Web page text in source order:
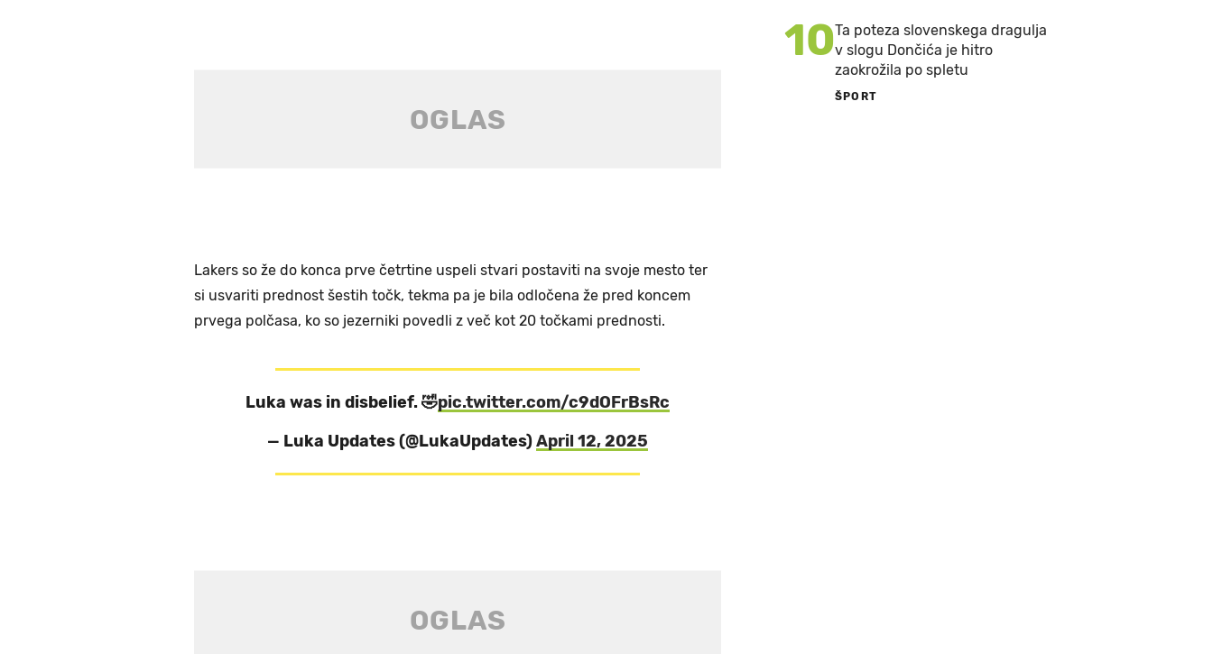
Lakers so že do konca prve četrtine uspeli stvari postaviti na svoje mesto ter
si usvariti prednost šestih točk, tekma pa je bila odločena že pred koncem
prvega polčasa, ko so jezerniki povedli z več kot 20 točkami prednosti.
Luka was in disbelief. 🤣pic.twitter.com/c9dOFrBsRc
— Luka Updates (@LukaUpdates)April 12, 2025
10Ta poteza slovenskega dragulja
v slogu Dončića je hitro
zaokrožila po spletu
ŠPORT